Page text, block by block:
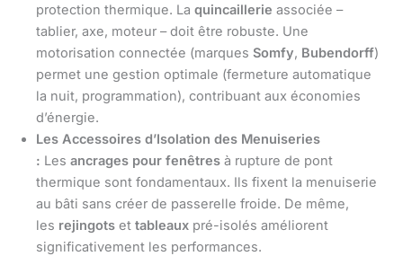
protection thermique. La quincaillerie associée –
tablier, axe, moteur – doit être robuste. Une
motorisation connectée (marques Somfy, Bubendorff)
permet une gestion optimale (fermeture automatique
la nuit, programmation), contribuant aux économies
d’énergie.
Les Accessoires d’Isolation des Menuiseries
: Les ancrages pour fenêtres à rupture de pont
thermique sont fondamentaux. Ils fixent la menuiserie
au bâti sans créer de passerelle froide. De même,
les rejingots et tableaux pré-isolés améliorent
significativement les performances.